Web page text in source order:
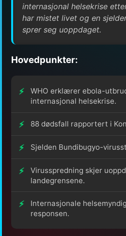
internasjonal helsekrise
har mistet livet og en
sprer seg uoppdaget.
Hovedpunkter:
WHO erklærer ebola-
internasjonal helsekrise.
88 dødsfall rapportert i
Sjelden Bundibugyo-
Virusspredning skjer
landegrensene.
Internasjonale
responsen.